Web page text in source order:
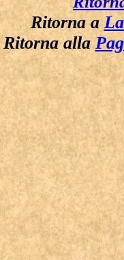
Ritorna a
Ritorna alla